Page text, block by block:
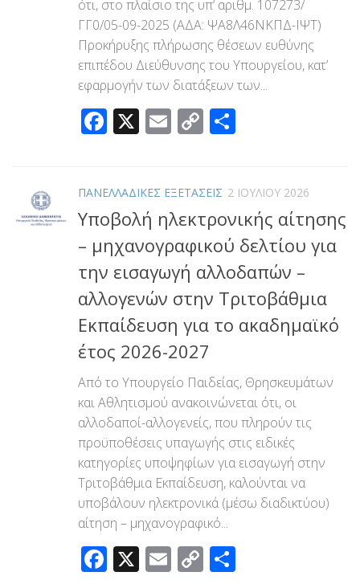
ότι, στο πλαίσιο της υπ’ αριθμ. 107273/
ΓΓ0/05-09-2025 (ΑΔΑ: ΨΑ8Λ46ΝΚΠΔ-ΙΨΤ)
Προκήρυξης πλήρωσης θέσεων ευθύνης
επιπέδου Διεύθυνσης του Υπουργείου, κατ’
εφαρμογήν των διατάξεων των...
Facebook
X Email
Copy
ΠΑΝΕΛΛΑΔΙΚΕΣ ΕΞΕΤΑΣΕΙΣ 2 ΙΟΥΛΊΟΥ 2026
Υποβολή ηλεκτρονικής αίτησης
– μηχανογραφικού δελτίου για
την εισαγωγή αλλοδαπών –
αλλογενών στην Τριτοβάθμια
Εκπαίδευση για το ακαδημαϊκό
έτος 2026-2027
Από το Υπουργείο Παιδείας, Θρησκευμάτων
και Αθλητισμού ανακοινώνεται ότι, οι
αλλοδαποί-αλλογενείς, που πληρούν τις
προϋποθέσεις υπαγωγής στις ειδικές
κατηγορίες υποψηφίων για εισαγωγή στην
Τριτοβάθμια Εκπαίδευση, καλούνται να
υποβάλουν ηλεκτρονικά (μέσω διαδικτύου)
αίτηση – μηχανογραφικό...
Facebook
X Email
Copy